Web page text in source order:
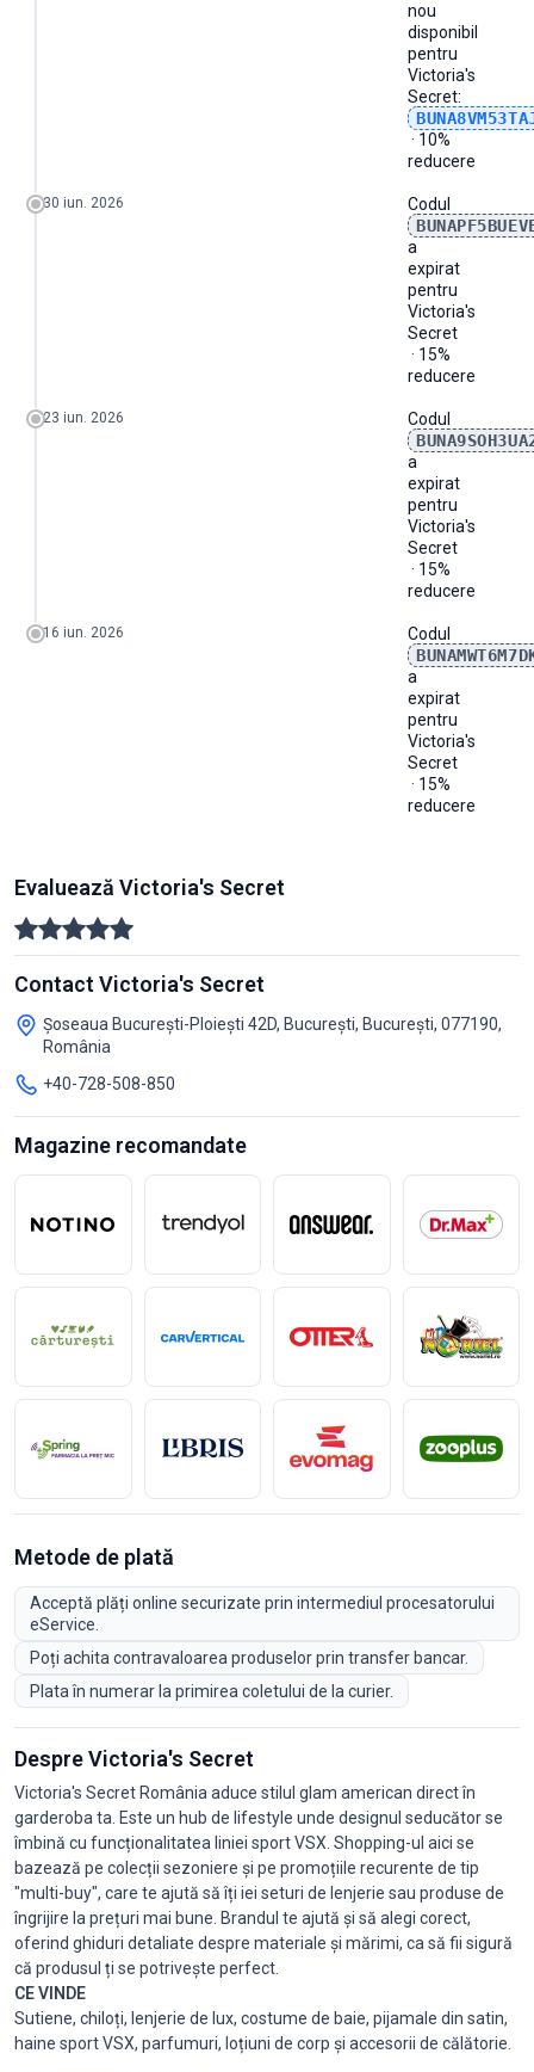
nou
disponibil
pentru
Victoria's
Secret:
· 10%
reducere
30 iun. 2026
Codul
a
expirat
pentru
Victoria's
Secret
· 15%
reducere
23 iun. 2026
Codul
a
expirat
pentru
Victoria's
Secret
· 15%
reducere
16 iun. 2026
Codul
a
expirat
pentru
Victoria's
Secret
· 15%
reducere
Evaluează Victoria's Secret
Contact Victoria's Secret
Șoseaua București-Ploiești 42D, București, București, 077190,
România
+40-728-508-850
Magazine recomandate
Metode de plată
Acceptă plăți online securizate prin intermediul procesatorului
eService.
Poți achita contravaloarea produselor prin transfer bancar.
Plata în numerar la primirea coletului de la curier.
Despre Victoria's Secret
Victoria's Secret România aduce stilul glam american direct în
garderoba ta. Este un hub de lifestyle unde designul seducător se
îmbină cu funcționalitatea liniei sport VSX. Shopping-ul aici se
bazează pe colecții sezoniere și pe promoțiile recurente de tip
"multi-buy", care te ajută să îți iei seturi de lenjerie sau produse de
îngrijire la prețuri mai bune. Brandul te ajută și să alegi corect,
oferind ghiduri detaliate despre materiale și mărimi, ca să fii sigură
că produsul ți se potrivește perfect.
CE VINDE
Sutiene, chiloți, lenjerie de lux, costume de baie, pijamale din satin,
haine sport VSX, parfumuri, loțiuni de corp și accesorii de călătorie.